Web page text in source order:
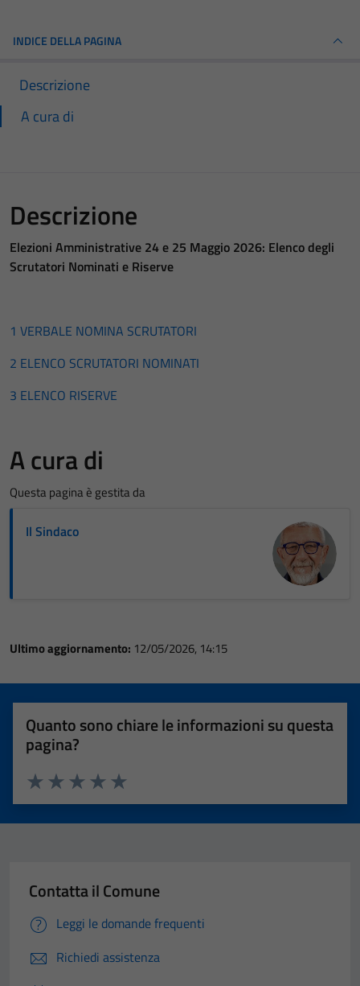
INDICE DELLA PAGINA
Descrizione
A cura di
Descrizione
Elezioni Amministrative 24 e 25 Maggio 2026: Elenco degli
Scrutatori Nominati e Riserve
1 VERBALE NOMINA SCRUTATORI
2 ELENCO SCRUTATORI NOMINATI
3 ELENCO RISERVE
A cura di
Questa pagina è gestita da
Il Sindaco
Ultimo aggiornamento: 12/05/2026, 14:15
Quanto sono chiare le informazioni su questa
pagina?
Valuta 5 stelle su 5
Valuta 4 stelle su 5
Valuta 3 stelle su 5
Valuta 2 stelle su 5
Valuta 1 stelle su 5
Contatta il Comune
Leggi le domande frequenti
Richiedi assistenza